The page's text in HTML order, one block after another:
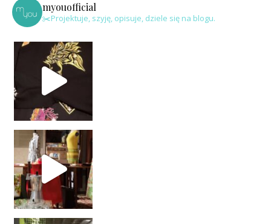
myouofficial
✂️Projektuje, szyję, opisuje, dziele się na blogu.